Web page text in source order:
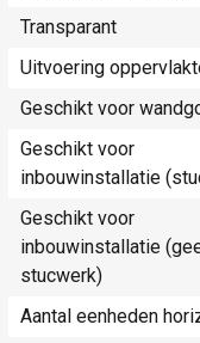
Transparant
Uitvoering
Geschikt voor
Geschikt voor
inbouwinstallatie
Geschikt voor
inbouwinstallatie
stucwerk)
Aantal eenheden